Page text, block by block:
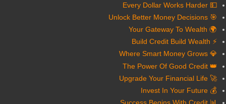
💵 Every Dollar Works Harder
🎯 Unlock Better Money Decisions
🌍 Your Gateway To Wealth
⚡ Build Credit Build Wealth
💎 Where Smart Money Grows
👑 The Power Of Good Credit
🚀 Upgrade Your Financial Life
💰 Invest In Your Future